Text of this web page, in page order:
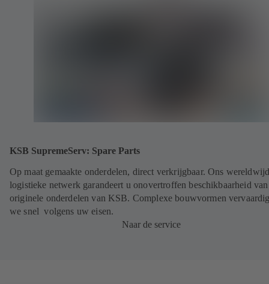
KSB SupremeServ: Spare Parts
Op maat gemaakte onderdelen, direct verkrijgbaar. Ons
logistieke netwerk garandeert u onovertroffen beschikbaarheid van
originele onderdelen van KSB. Complexe bouwvormen
we snel volgens uw eisen.
Naar de service